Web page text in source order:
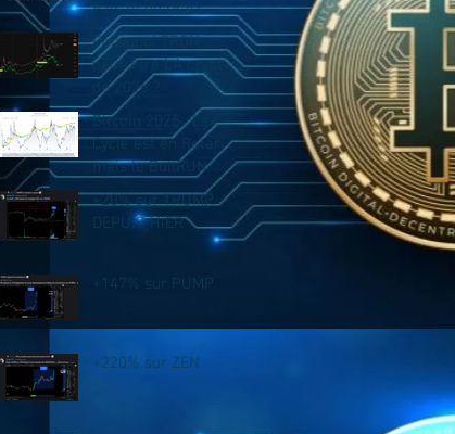
Fais tu du DCA?
Pourquoi TRON
peut-être LA crypto
de 2026 ?
Bitcoin 2025 : Le
Cycle est en Retard,
mais le BullRUN
n’est PAS fini !
+20% sur TRUMP
DEPUIS HIER
+147% sur PUMP
+220% sur ZEN